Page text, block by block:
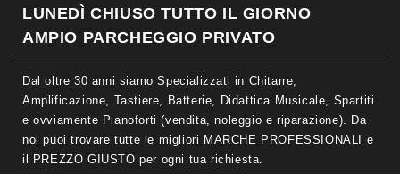
LUNEDÌ CHIUSO TUTTO IL GIORNO
AMPIO PARCHEGGIO PRIVATO
Dal oltre 30 anni siamo Specializzati in Chitarre,
Amplificazione, Tastiere, Batterie, Didattica Musicale, Spartiti
e ovviamente Pianoforti (vendita, noleggio e riparazione). Da
noi puoi trovare tutte le migliori MARCHE PROFESSIONALI e
il PREZZO GIUSTO per ogni tua richiesta.